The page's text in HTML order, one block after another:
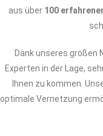
aus über 100
Dank unseres großen
Experten in der Lage,
Ihnen zu kommen.
optimale Vernetzung